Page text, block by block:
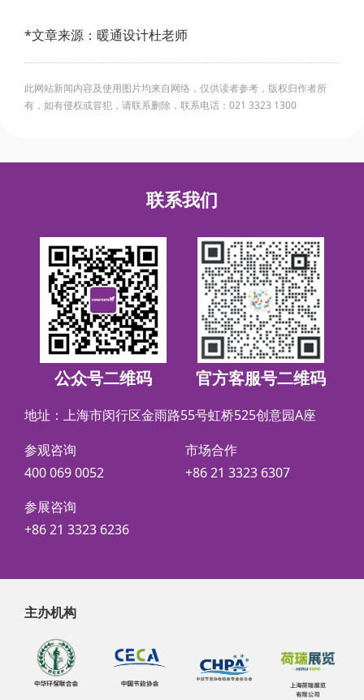
*文章来源：暖通设计杜老师
此网站新闻内容及使用图片均来自网络，仅供读者参考，版权归作者所
有，如有侵权或冒犯，请联系删除，联系电话：021 3323 1300
联系我们
公众号二维码 官方客服号二维码
地址：上海市闵行区金雨路55号虹桥525创意园A座
参观咨询
400 069 0052
市场合作
+86 21 3323 6307
参展咨询
+86 21 3323 6236
主办机构